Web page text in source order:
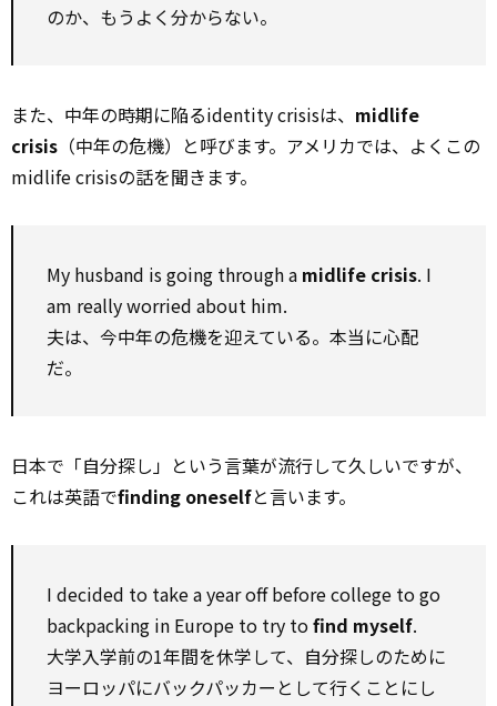
のか、もうよく分からない。
また、中年の時期に陥るidentity crisisは、 midlife
crisis （中年の危機）と呼びます。アメリカでは、よくこの
midlife crisisの話を聞きます。
My husband is going through a midlife crisis. I
am really worried about him.
夫は、今中年の危機を迎えている。本当に心配
だ。
日本で「自分探し」という言葉が流行して久しいですが、
これは英語でfinding oneselfと言います。
I decided to take a year off before college to go
backpacking in Europe to try tofind myself.
大学入学前の1年間を休学して、自分探しのために
ヨーロッパにバックパッカーとして行くことにし